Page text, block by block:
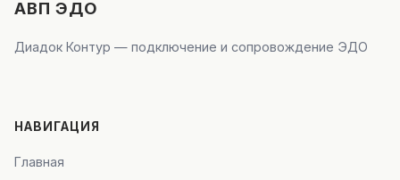
АВП ЭДО
Диадок Контур — подключение и сопровождение ЭДО
НАВИГАЦИЯ
Главная